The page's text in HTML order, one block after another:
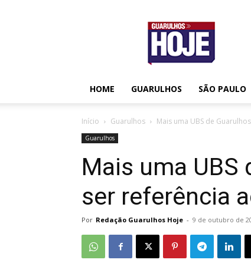
Guarulhos
Hoje
HOME GUARULHOS SÃO PAULO
Início Guarulhos Mais uma UBS de
Guarulhos
Mais uma UBS
ser referência
Por Redação Guarulhos Hoje - 9 de outubro de